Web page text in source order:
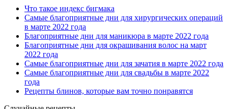
Что такое индекс бигмака
Самые благоприятные дни для хирургических операций
в марте 2022 года
Благоприятные дни для маникюра в марте 2022 года
Благоприятные дни для окрашивания волос на март
2022 года
Самые благоприятные дни для зачатия в марте 2022 года
Самые благоприятные дни для свадьбы в марте 2022
года
Рецепты блинов, которые вам точно понравятся